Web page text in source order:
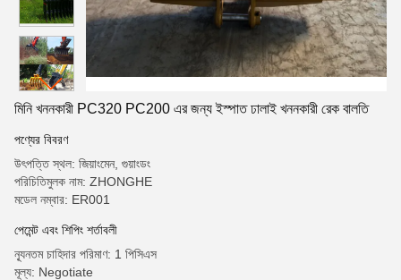
মিনি খননকারী PC320 PC200 এর জন্য ইস্পাত ঢালাই খননকারী রেক বালতি
পণ্যের বিবরণ
উৎপত্তি স্থল: জিয়াংমেন, গুয়াংডং
পরিচিতিমুলক নাম: ZHONGHE
মডেল নম্বার: ER001
পেমেন্ট এবং শিপিং শর্তাবলী
ন্যূনতম চাহিদার পরিমাণ: 1 পিসিএস
মূল্য: Negotiate